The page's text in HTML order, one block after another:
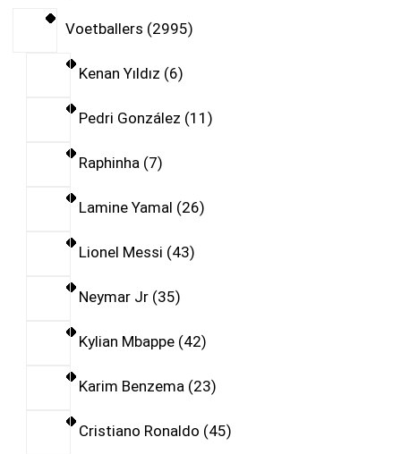
Voetballers 2995
Kenan Yıldız 6
Pedri González 11
Raphinha 7
Lamine Yamal 26
Lionel Messi 43
Neymar Jr 35
Kylian Mbappe 42
Karim Benzema 23
Cristiano Ronaldo 45